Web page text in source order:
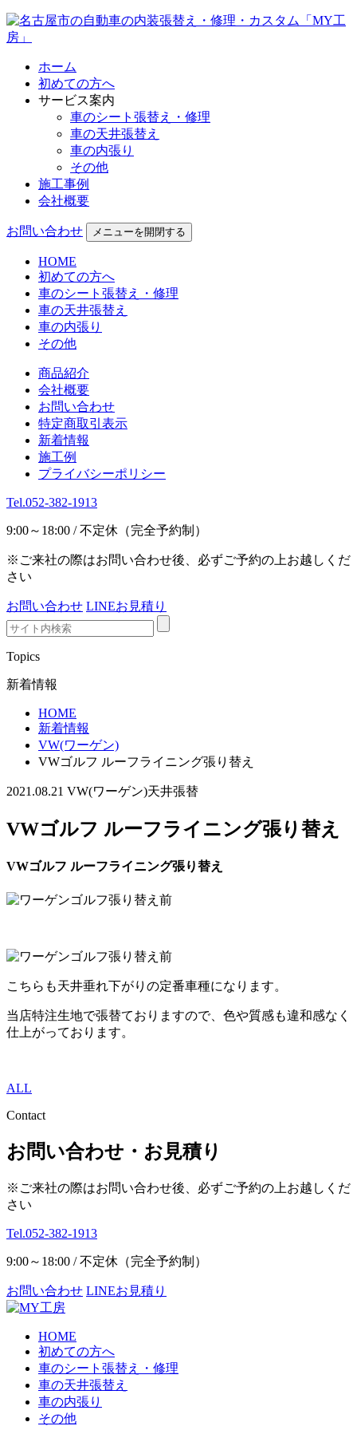
ホーム
初めての方へ
サービス案内
車のシート張替え・修理
車の天井張替え
車の内張り
その他
施工事例
会社概要
お問い合わせ メニューを開閉する
HOME
初めての方へ
車のシート張替え・修理
車の天井張替え
車の内張り
その他
商品紹介
会社概要
お問い合わせ
特定商取引表示
新着情報
施工例
プライバシーポリシー
Tel.052-382-1913
9:00～18:00 / 不定休（完全予約制）
※ご来社の際はお問い合わせ後、必ずご予約の上お越しくだ
さい
お問い合わせ LINEお見積り
Topics
新着情報
HOME
新着情報
VW(ワーゲン)
VWゴルフ ルーフライニング張り替え
2021.08.21 VW(ワーゲン)天井張替
VWゴルフ ルーフライニング張り替え
VWゴルフ ルーフライニング張り替え
こちらも天井垂れ下がりの定番車種になります。
当店特注生地で張替ておりますので、色や質感も違和感なく
仕上がっております。
ALL
Contact
お問い合わせ・お見積り
※ご来社の際はお問い合わせ後、必ずご予約の上お越しくだ
さい
Tel.052-382-1913
9:00～18:00 / 不定休（完全予約制）
お問い合わせ LINEお見積り
HOME
初めての方へ
車のシート張替え・修理
車の天井張替え
車の内張り
その他